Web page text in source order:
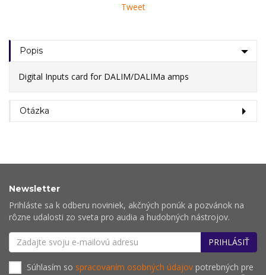
Tweet
Popis
Digital Inputs card for DALIM/DALIMa amps
Otázka
Newsletter
Prihláste sa k odberu noviniek, akčných ponúk a pozvánok na
rôzne udalosti zo sveta pro audia a hudobných nástrojov.
PRIHLÁSIŤ
Súhlasím so spracovaním osobných údajov potrebných pre